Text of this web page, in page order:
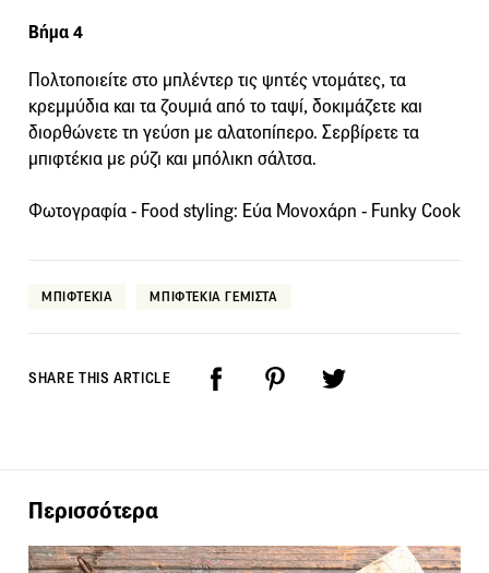
Βήμα 4
Πολτοποιείτε στο μπλέντερ τις ψητές ντομάτες, τα
κρεμμύδια και τα ζουμιά από το ταψί, δοκιμάζετε και
διορθώνετε τη γεύση με αλατοπίπερο. Σερβίρετε τα
μπιφτέκια με ρύζι και μπόλικη σάλτσα.
Φωτογραφία - Food styling: Εύα Μονοχάρη - Funky Cook
ΜΠΙΦΤΕΚΙΑ ΜΠΙΦΤΕΚΙΑ ΓΕΜΙΣΤΑ
SHARE THIS ARTICLE
Περισσότερα